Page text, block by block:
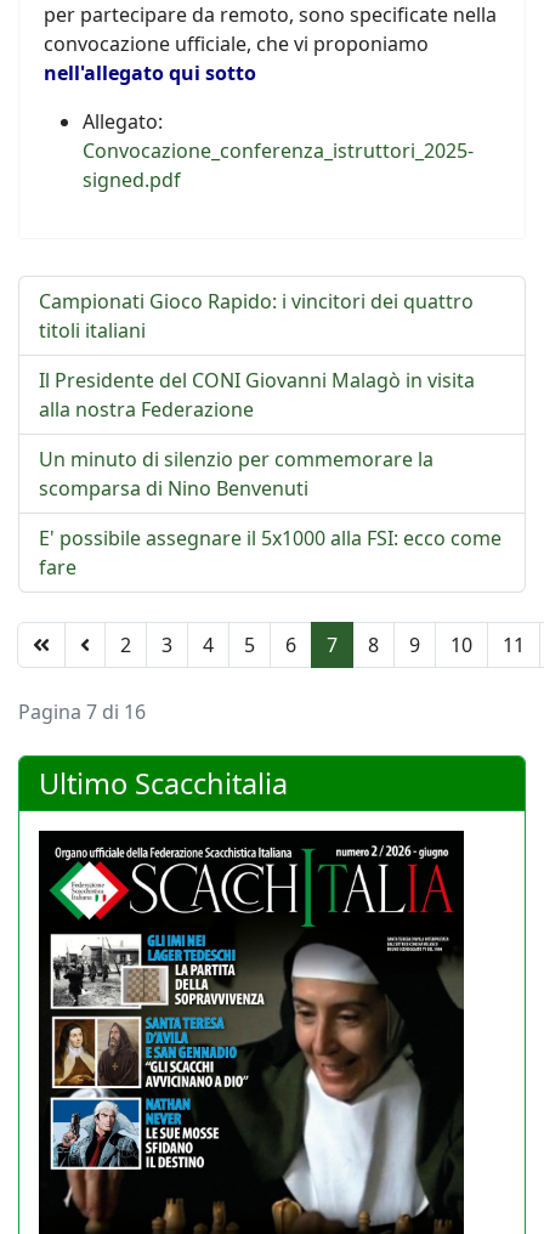
per partecipare da remoto, sono specificate nella
convocazione ufficiale, che vi proponiamo
nell'allegato qui sotto
Allegato:
Convocazione_conferenza_istruttori_2025-
signed.pdf
Campionati Gioco Rapido: i vincitori dei quattro
titoli italiani
Il Presidente del CONI Giovanni Malagò in visita
alla nostra Federazione
Un minuto di silenzio per commemorare la
scomparsa di Nino Benvenuti
E' possibile assegnare il 5x1000 alla FSI: ecco come
fare
2 3 4 5 6 7 8 9 10 11
Pagina 7 di 16
Ultimo Scacchitalia